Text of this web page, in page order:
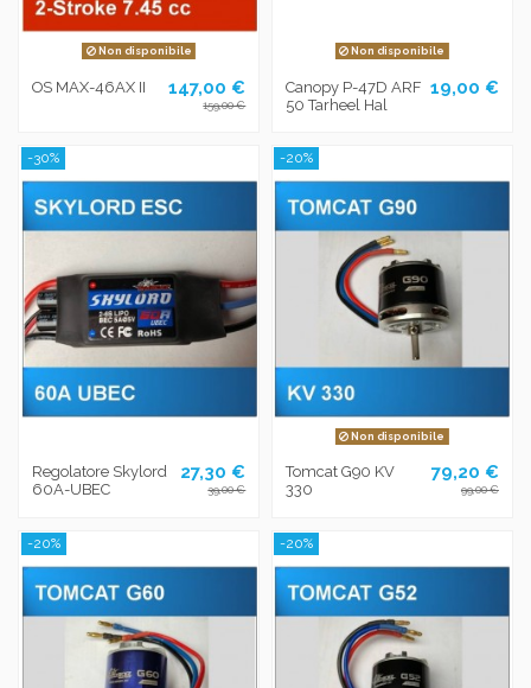
Non disponibile
OS MAX-46AX II 147,00 €
159,00 €
Non disponibile
Canopy P-47D ARF
50 Tarheel Hal
19,00 €
-30%
Regolatore Skylord
60A-UBEC
27,30 €
39,00 €
-20%
Non disponibile
Tomcat G90 KV
330
79,20 €
99,00 €
-20% -20%